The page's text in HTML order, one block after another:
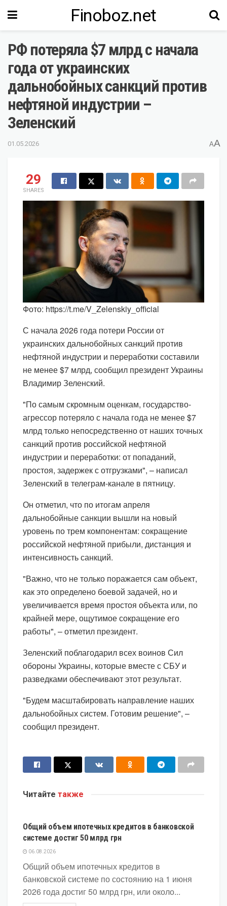
Finoboz.net
РФ потеряла $7 млрд с начала
года от украинских
дальнобойных санкций против
нефтяной индустрии –
Зеленский
01.05.2026 AA
29
SHARES
Фото: https://t.me/V_Zelenskiy_official
С начала 2026 года потери России от
украинских дальнобойных санкций против
нефтяной индустрии и переработки составили
не менее $7 млрд, сообщил президент Украины
Владимир Зеленский.
"По самым скромным оценкам, государство-
агрессор потеряло с начала года не менее $7
млрд только непосредственно от наших точных
санкций против российской нефтяной
индустрии и переработки: от попаданий,
простоя, задержек с отгрузками", – написал
Зеленский в телеграм-канале в пятницу.
Он отметил, что по итогам апреля
дальнобойные санкции вышли на новый
уровень по трем компонентам: сокращение
российской нефтяной прибыли, дистанция и
интенсивность санкций.
"Важно, что не только поражается сам объект,
как это определено боевой задачей, но и
увеличивается время простоя объекта или, по
крайней мере, ощутимое сокращение его
работы", – отметил президент.
Зеленский поблагодарил всех воинов Сил
обороны Украины, которые вместе с СБУ и
разведками обеспечивают этот результат.
"Будем масштабировать направление наших
дальнобойных систем. Готовим решение", –
сообщил президент.
Читайте также
Общий объем ипотечных кредитов в банковской
системе достиг 50 млрд грн
06.08.2026
Общий объем ипотечных кредитов в
банковской системе по состоянию на 1 июня
2026 года достиг 50 млрд грн, или около...